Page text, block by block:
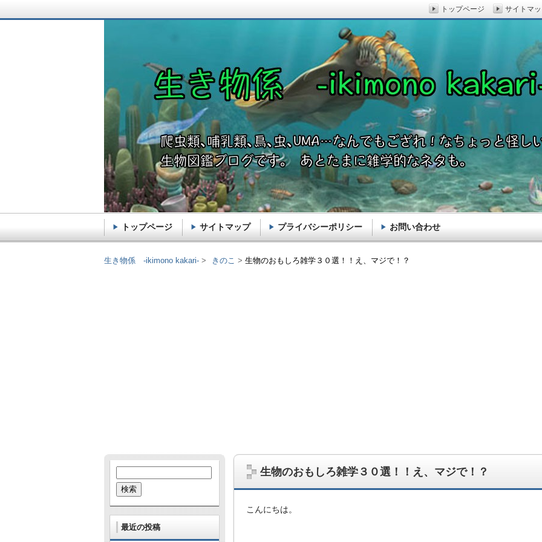
生物のおもしろ雑学３０選！！え、マジで！？
こんにちは。
索:
最近の投稿
生き物係 -ikimono kakari- きのこ 生物のおもしろ雑学３０選！！え、マジで！？
生き物係 -ikimono kakari-
トップページ サイトマップ プライバシーポリシー お問い合わせ
トップページ サイトマ